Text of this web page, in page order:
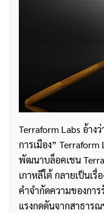
Terraform Labs อ้าง
การเมือง”
พัฒนาบล็อคเชน
เกาหลีใต้ กลายเป็นเรื่
คำจำกัดความของกา
แรงกดดันจากสาธาร